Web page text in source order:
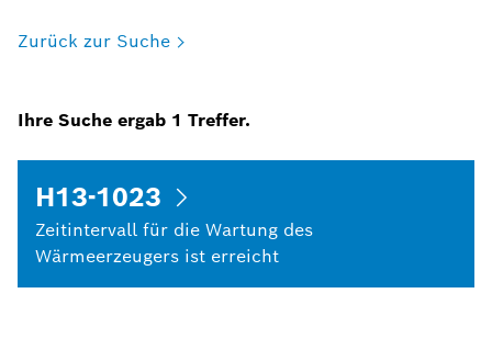
Zurück zur Suche
Ihre Suche ergab 1 Treffer.
H13-1023
Zeitintervall für die Wartung des
Wärmeerzeugers ist erreicht